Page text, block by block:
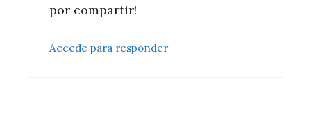
por compartir!
Accede para responder